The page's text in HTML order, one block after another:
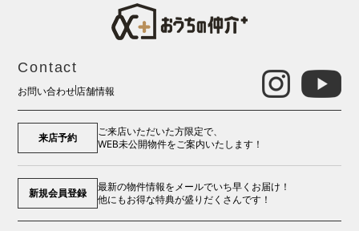
Contact
お問い合わせ店舗情報
来店予約
ご来店いただいた方限定で、
WEB未公開物件をご案内いたします！
新規会員登録
最新の物件情報をメールでいち早くお届け！
他にもお得な特典が盛りだくさんです！